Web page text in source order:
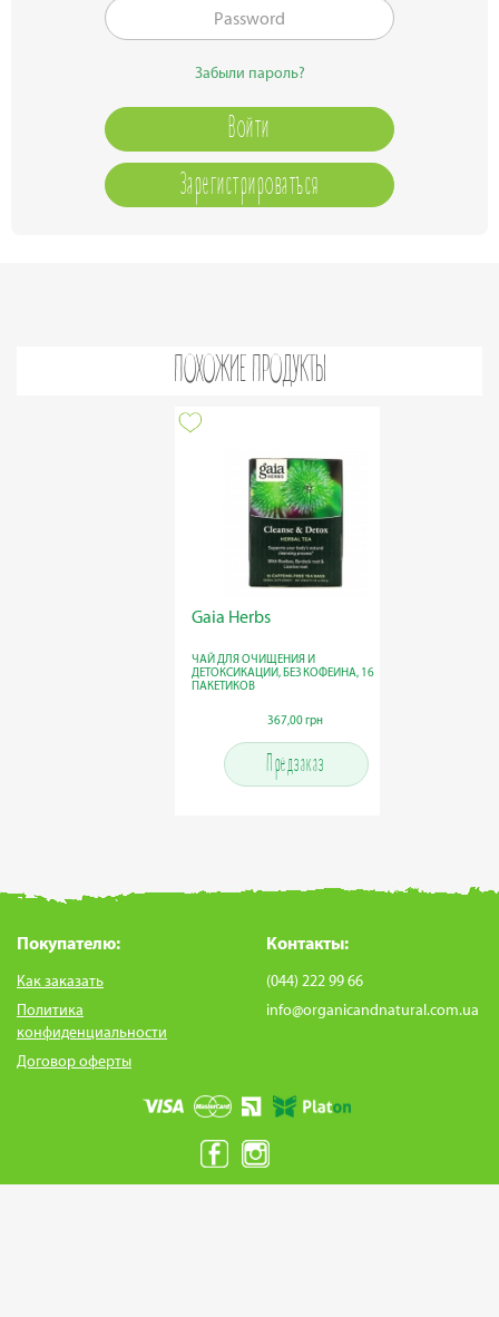
Забыли пароль?
Зарегистрироваться
ПОХОЖИЕ ПРОДУКТЫ
Gaia Herbs
ЧАЙ ДЛЯ ОЧИЩЕНИЯ И
ДЕТОКСИКАЦИИ, БЕЗ КОФЕИНА, 16
ПАКЕТИКОВ
367,00 грн
Предзаказ
367,00 грн
Предзаказ
Покупателю:
Как заказать
Политика
конфиденциальности
Договор оферты
Контакты:
(044) 222 99 66
info@organicandnatural.com.ua